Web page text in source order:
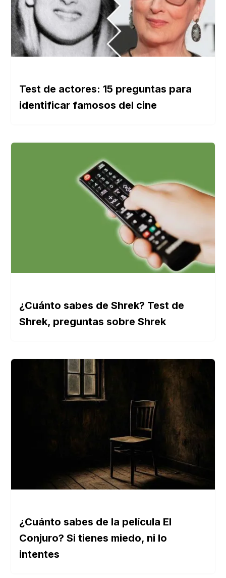
Test de actores: 15 preguntas para
identificar famosos del cine
¿Cuánto sabes de Shrek? Test de
Shrek, preguntas sobre Shrek
¿Cuánto sabes de la película El
Conjuro? Si tienes miedo, ni lo
intentes